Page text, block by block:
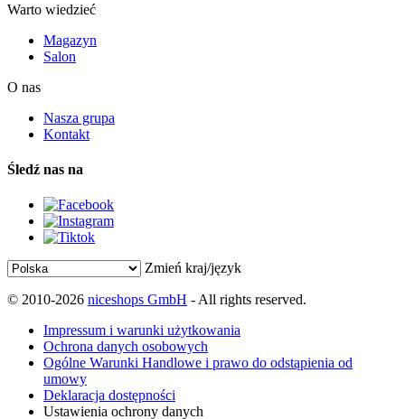
Warto wiedzieć
Magazyn
Salon
O nas
Nasza grupa
Kontakt
Śledź nas na
Zmień kraj/język
© 2010-2026 niceshops GmbH - All rights reserved.
Impressum i warunki użytkowania
Ochrona danych osobowych
Ogólne Warunki Handlowe i prawo do odstąpienia od
umowy
Deklaracja dostępności
Ustawienia ochrony danych